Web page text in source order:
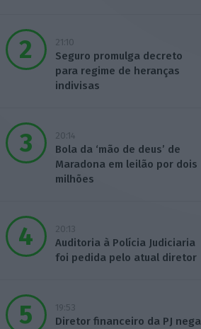
21:10
Seguro promulga decreto
para regime de heranças
indivisas
20:14
Bola da ‘mão de deus’ de
Maradona em leilão por dois
milhões
20:13
Auditoria à Polícia Judiciaria
foi pedida pelo atual diretor
19:53
Diretor financeiro da PJ nega